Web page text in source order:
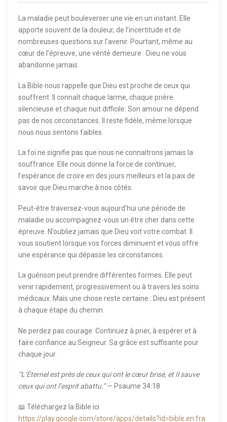
La maladie peut bouleverser une vie en un instant. Elle
apporte souvent de la douleur, de l’incertitude et de
nombreuses questions sur l’avenir. Pourtant, même au
cœur de l’épreuve, une vérité demeure : Dieu ne vous
abandonne jamais.
La Bible nous rappelle que Dieu est proche de ceux qui
souffrent. Il connaît chaque larme, chaque prière
silencieuse et chaque nuit difficile. Son amour ne dépend
pas de nos circonstances. Il reste fidèle, même lorsque
nous nous sentons faibles.
La foi ne signifie pas que nous ne connaîtrons jamais la
souffrance. Elle nous donne la force de continuer,
l’espérance de croire en des jours meilleurs et la paix de
savoir que Dieu marche à nos côtés.
Peut-être traversez-vous aujourd’hui une période de
maladie ou accompagnez-vous un être cher dans cette
épreuve. N’oubliez jamais que Dieu voit votre combat. Il
vous soutient lorsque vos forces diminuent et vous offre
une espérance qui dépasse les circonstances.
La guérison peut prendre différentes formes. Elle peut
venir rapidement, progressivement ou à travers les soins
médicaux. Mais une chose reste certaine : Dieu est présent
à chaque étape du chemin.
Ne perdez pas courage. Continuez à prier, à espérer et à
faire confiance au Seigneur. Sa grâce est suffisante pour
chaque jour.
“L’Éternel est près de ceux qui ont le cœur brisé, et Il sauve
ceux qui ont l’esprit abattu.”— Psaume 34:18
📖 Téléchargez la Bible ici
https://play.google.com/store/apps/details?id=bible.en.fra